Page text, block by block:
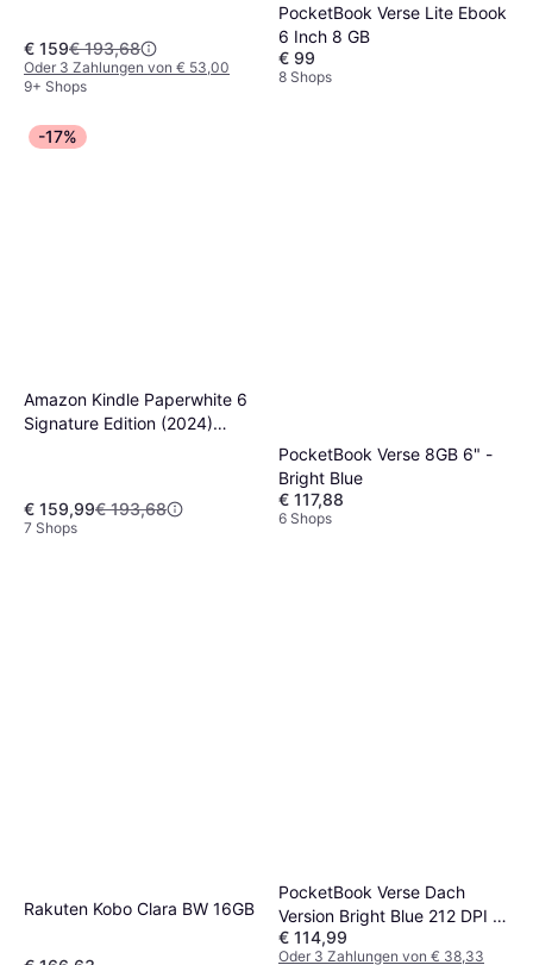
€ 159€ 193,68
Oder 3 Zahlungen von € 53,00
9+ Shops
PocketBook Verse Lite Ebook
6 Inch 8 GB
€ 99
8 Shops
-17%
Amazon Kindle Paperwhite 6
Signature Edition (2024)
€ 159,99€ 193,68
7 Shops
PocketBook Verse 8GB 6" -
Bright Blue
€ 117,88
6 Shops
Rakuten Kobo Clara BW 16GB
PocketBook Verse Dach
Version Bright Blue 212 DPI 8
GB
€ 114,99
Oder 3 Zahlungen von € 38,33